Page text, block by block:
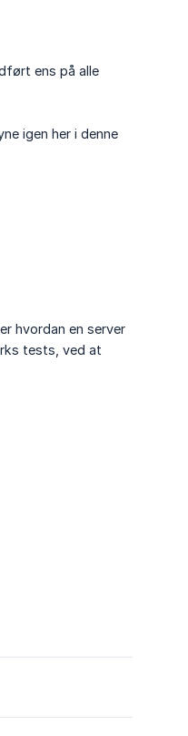
ens på alle
igen her i denne
hvordan en server
tests, ved at